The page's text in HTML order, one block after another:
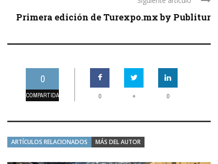
Primera edición de Turexpo.mx by Publitur
0
COMPARTIDAS 0 + 0
ARTÍCULOS RELACIONADOS MÁS DEL AUTOR